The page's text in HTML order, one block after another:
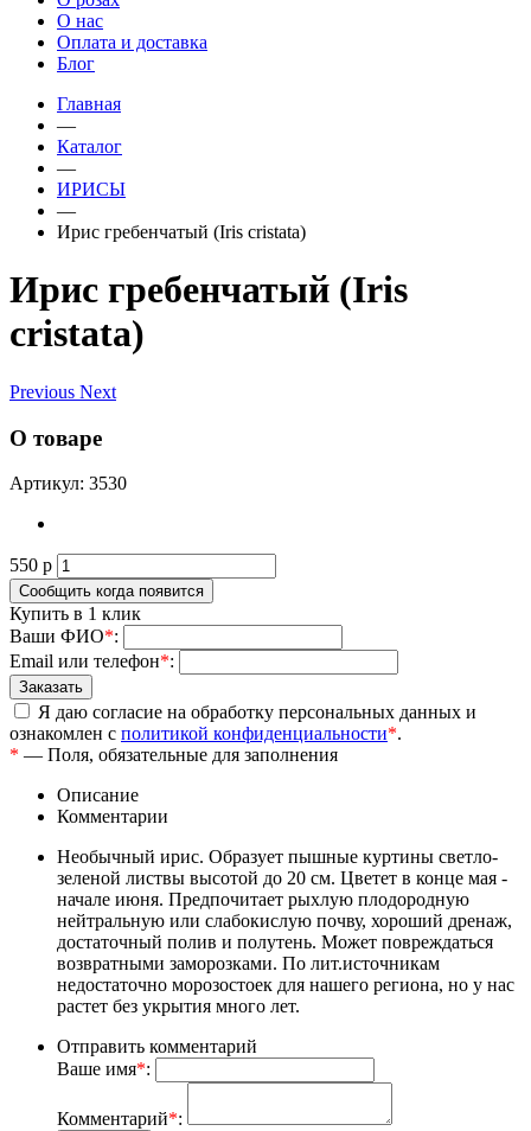
О нас
Оплата и доставка
Блог
Главная
—
Каталог
—
ИРИСЫ
—
Ирис гребенчатый (Iris cristata)
Ирис гребенчатый (Iris
cristata)
Previous Next
О товаре
Артикул: 3530
550 р
Купить в 1 клик
Ваши ФИО*:
Email или телефон*:
Я даю согласие на обработку персональных данных и
ознакомлен с политикой конфиденциальности*.
* — Поля, обязательные для заполнения
Описание
Комментарии
Необычный ирис. Образует пышные куртины светло-
зеленой листвы высотой до 20 см. Цветет в конце мая -
начале июня. Предпочитает рыхлую плодородную
нейтральную или слабокислую почву, хороший дренаж,
достаточный полив и полутень. Может повреждаться
возвратными заморозками. По лит.источникам
недостаточно морозостоек для нашего региона, но у нас
растет без укрытия много лет.
Отправить комментарий
Ваше имя*:
Комментарий*: